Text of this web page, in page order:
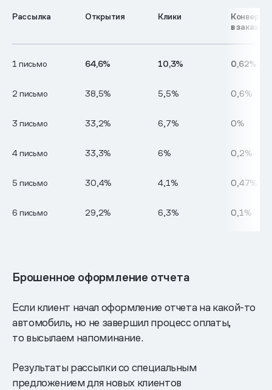
Рассылка Открытия Клики
в заказы
1 письмо 64,6% 10,3% 0,62%
2 письмо 38,5% 5,5% 0,6%
3 письмо 33,2% 6,7% 0%
4 письмо 33,3% 6% 0,2%
5 письмо 30,4% 4,1% 0,47%
6 письмо 29,2% 6,3% 0,1%
Брошенное оформление отчета
Если клиент начал оформление отчета на какой-то
автомобиль, но не завершил процесс оплаты,
то высылаем напоминание.
Результаты рассылки со специальным
предложением для новых клиентов